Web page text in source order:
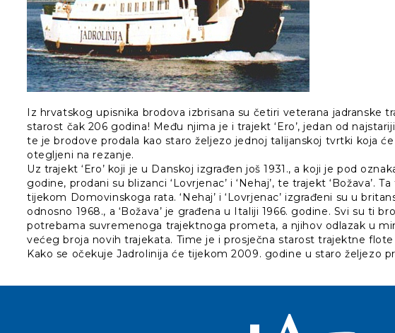
Iz hrvatskog upisnika brodova izbrisana su četiri veterana jadranske
starost čak 206 godina! Među njima je i trajekt ‘Ero’, jedan od
te je brodove prodala kao staro željezo jednoj talijanskoj tvrtki koja
otegljeni na rezanje.
Uz trajekt ‘Ero’ koji je u Danskoj izgrađen još 1931., a koji je pod
godine, prodani su blizanci ‘Lovrjenac’ i ‘Nehaj’, te trajekt ‘Božava’.
tijekom Domovinskoga rata. ‘Nehaj’ i ‘Lovrjenac’ izgrađeni su u
odnosno 1968., a ‘Božava’ je građena u Italiji 1966. godine. Svi su ti
potrebama suvremenoga trajektnoga prometa, a njihov odlazak u
većeg broja novih trajekata. Time je i prosječna starost trajektne
Kako se očekuje Jadrolinija će tijekom 2009. godine u staro željezo